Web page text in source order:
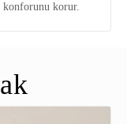
konforunu korur.